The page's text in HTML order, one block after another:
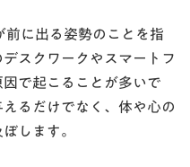
に出る姿勢のことを指
スクワークやスマートフ
で起こることが多いで
るだけでなく、体や心の
します。